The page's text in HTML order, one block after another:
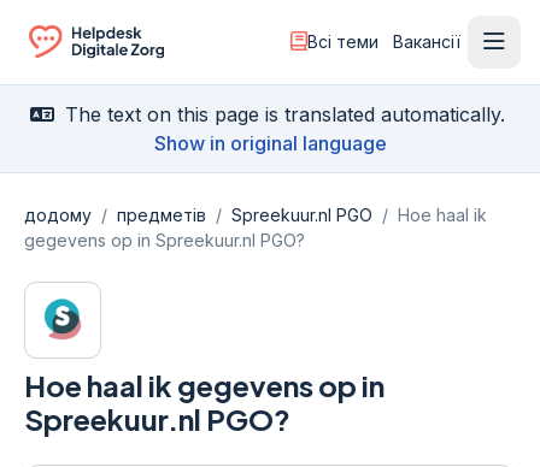
Ga naar de homepagina
Всі теми Вакансії
The text on this page is translated automatically.
Show in original language
додому / предметів / Spreekuur.nl PGO / Hoe haal ik
gegevens op in Spreekuur.nl PGO?
Hoe haal ik gegevens op in
Spreekuur.nl PGO?